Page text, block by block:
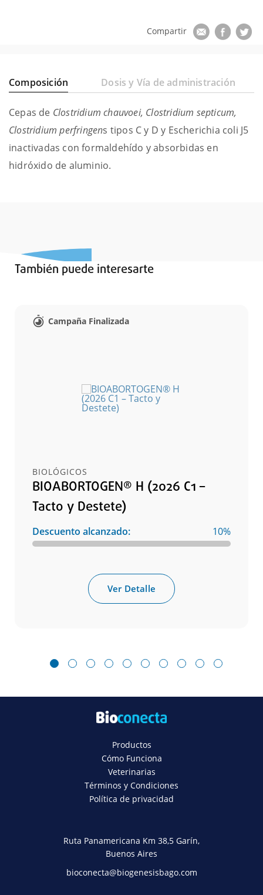
Composición Dosis y Vía de administración
Cepas de Clostridium chauvoei, Clostridium septicum,
Clostridium perfringens tipos C y D y Escherichia coli J5
inactivadas con formaldehído y absorbidas en
hidróxido de aluminio.
También puede interesarte
Campaña Finalizada
BIOLÓGICOS
BIOABORTOGEN® H (2026 C1 –
Tacto y Destete)
Descuento alcanzado: 10%
Ver Detalle
1 2 3 4 5 6 7 8 9 10
Productos
Cómo Funciona
Veterinarias
Términos y Condiciones
Política de privacidad
Ruta Panamericana Km 38,5 Garín,
Buenos Aires
bioconecta@biogenesisbago.com